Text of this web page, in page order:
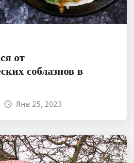
от
соблазнов в
Янв 25, 2023